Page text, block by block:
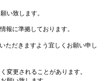
い致します。
報に準拠しております。
ただきますよう宜しくお願い申し
変更されることがあります。